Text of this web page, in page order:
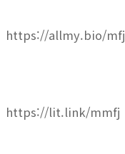
https://allmy.bio/mfj
https://lit.link/mmfj